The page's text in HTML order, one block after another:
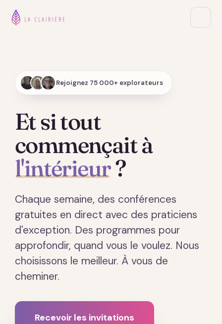
Rejoignez 75 000+ explorateurs
Et si tout
commençait à
l'intérieur?
Chaque semaine, des conférences
gratuites en direct avec des praticiens
d'exception. Des programmes pour
approfondir, quand vous le voulez. Nous
choisissons le meilleur. À vous de
cheminer.
Recevoir les invitations